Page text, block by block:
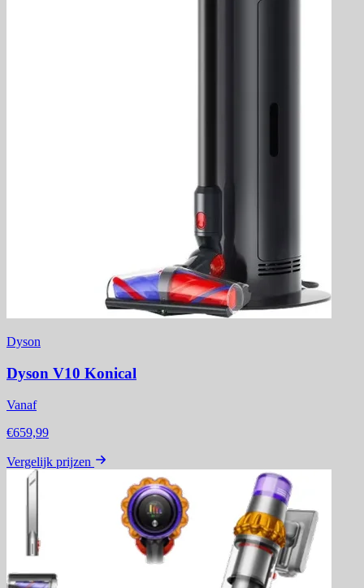
Dyson
Dyson V10 Konical
Vanaf
€659,99
Vergelijk prijzen